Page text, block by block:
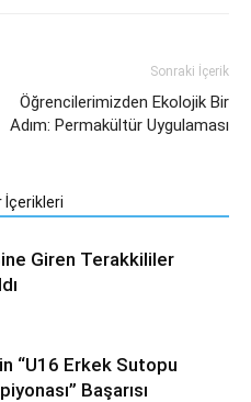
Sonraki İçerik
Öğrencilerimizden Ekolojik Bir
Adım: Permakültür Uygulaması
İçerikleri
Giren Terakkililer
“U16 Erkek Sutopu
Başarısı